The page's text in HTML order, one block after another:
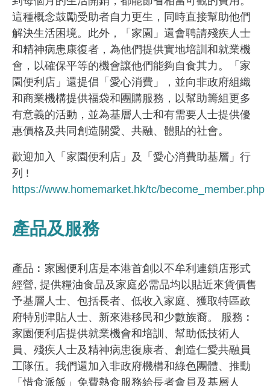
這種概念鼓勵受助者自力更生，同時直接幫助他們
解決生活困境。此外，「家園」還會聘請殘疾人士
和精神病患康復者，為他們提供實地培訓和就業機
會，以確保平等的機會讓他們能夠自食其力。「家
園便利店」還提倡「愛心消費」，並向非政府組織
和商業機構提供福袋和團購服務，以幫助籌組更多
有意義的活動，並為基層人士和有需要人士提供優
惠價格及共同創造關愛、共融、體貼的社會。
歡迎加入「家園便利店」及「愛心消費助基層」行
列 !
https://www.homemarket.hk/tc/become_member.php
產品及服務
產品︰家園便利店是本港首創以不牟利連鎖店形式
經營, 提供糧油食品及家庭必需品均以貼近來貨價售
予基層人士、包括長者、低收入家庭、獲取特區政
府特別津貼人士、新來港移民和少數族裔。 服務︰
家園便利店提供就業機會和培訓、幫助低技術人
員、殘疾人士及精神病患復康者、創造仁愛共融員
工隊伍。我們還加入非政府機構和綠色團體、推動
「惜食派飯」免費熱食服務給長者會員及基層人